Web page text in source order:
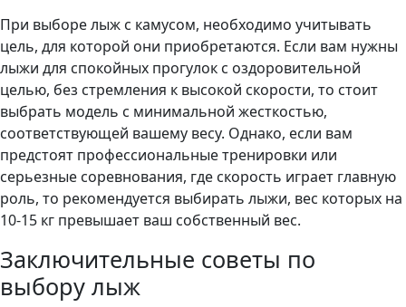
При выборе лыж с камусом, необходимо учитывать
цель, для которой они приобретаются. Если вам нужны
лыжи для спокойных прогулок с оздоровительной
целью, без стремления к высокой скорости, то стоит
выбрать модель с минимальной жесткостью,
соответствующей вашему весу. Однако, если вам
предстоят профессиональные тренировки или
серьезные соревнования, где скорость играет главную
роль, то рекомендуется выбирать лыжи, вес которых на
10-15 кг превышает ваш собственный вес.
Заключительные советы по
выбору лыж